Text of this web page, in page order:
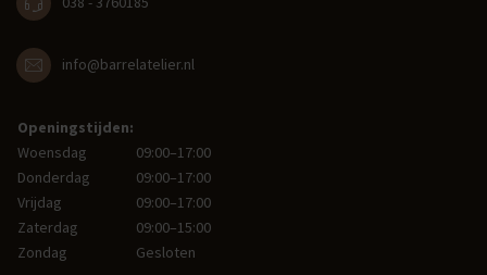
info@barrelatelier.nl
Openingstijden:
Woensdag
09:00–17:00
Donderdag
09:00–17:00
Vrijdag
09:00–17:00
Zaterdag
09:00–15:00
Zondag
Gesloten